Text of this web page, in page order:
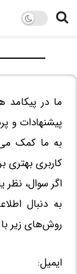
ما در پیکامد
پیشنهادات و
به ما کمک
کاربری بهتری
اگر سوال، نظر
به دنبال
روش‌های زیر با
ایمیل: